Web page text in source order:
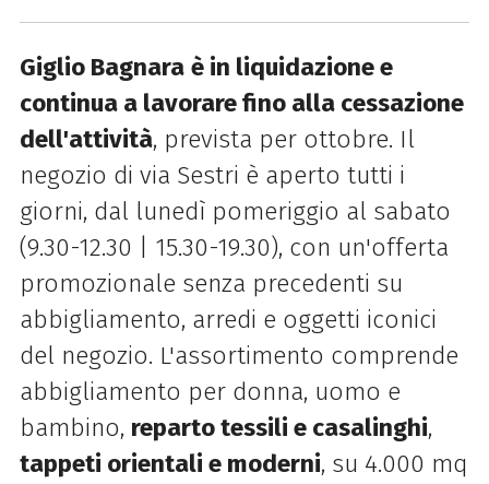
Giglio Bagnara è in liquidazione e
continua a lavorare fino alla cessazione
dell'attività, prevista per ottobre. Il
negozio di via Sestri è aperto tutti i
giorni, dal lunedì pomeriggio al sabato
(9.30-12.30 | 15.30-19.30), con un'offerta
promozionale senza precedenti su
abbigliamento, arredi e oggetti iconici
del negozio. L'assortimento comprende
abbigliamento per donna, uomo e
bambino, reparto tessili e casalinghi,
tappeti orientali e moderni, su 4.000 mq